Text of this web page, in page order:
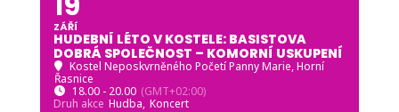
ZÁŘÍ
HUDEBNÍ LÉTO V KOSTELE: BASISTOVA
DOBRÁ SPOLEČNOST – KOMORNÍ USKUPENÍ
Kostel Neposkvrněného Početí Panny Marie, Horní
Řasnice
18.00 - 20.00 (GMT+02:00)
Druh akce Hudba, Koncert